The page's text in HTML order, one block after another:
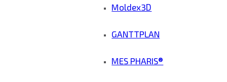
Moldex3D
GANTTPLAN
MES PHARIS®